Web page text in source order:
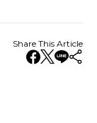
Share This Article